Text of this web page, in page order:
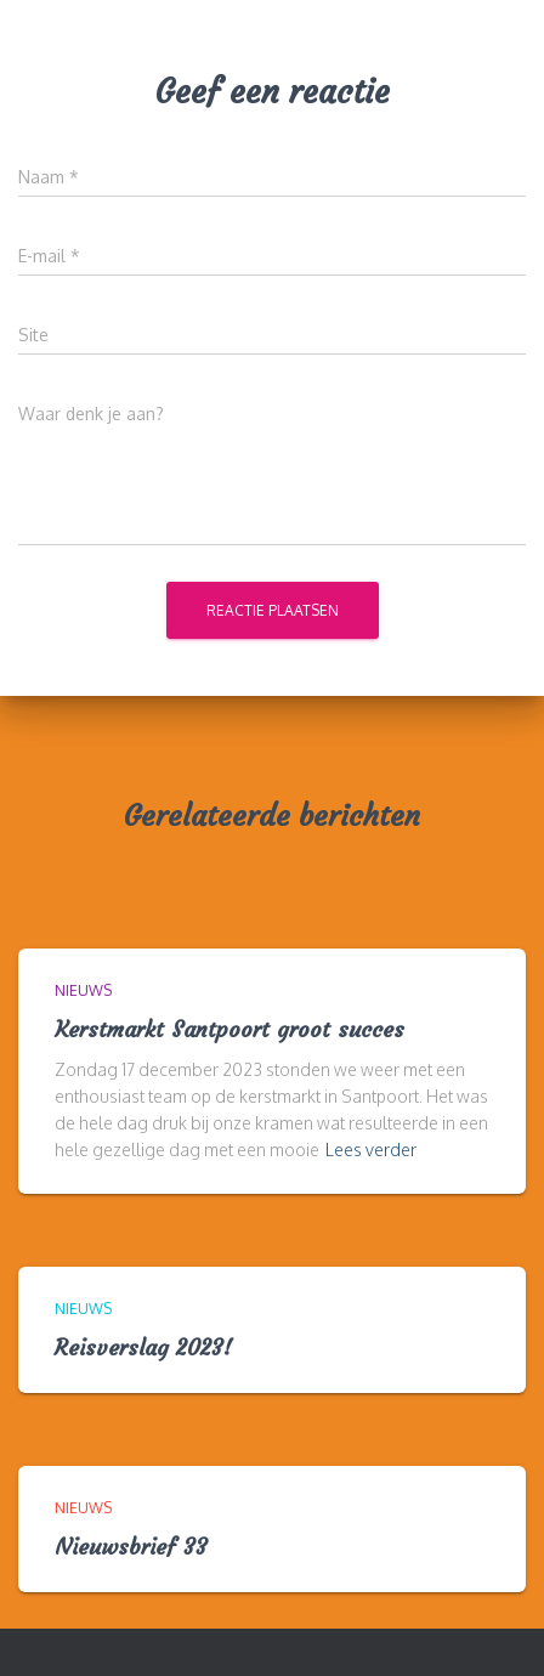
Geef een reactie
Naam *
E-mail *
Site
Waar denk je aan?
Gerelateerde berichten
NIEUWS
Kerstmarkt Santpoort groot succes
Zondag 17 december 2023 stonden we weer met een
enthousiast team op de kerstmarkt in Santpoort. Het was
de hele dag druk bij onze kramen wat resulteerde in een
hele gezellige dag met een mooie Lees verder
NIEUWS
Reisverslag 2023!
NIEUWS
Nieuwsbrief 33